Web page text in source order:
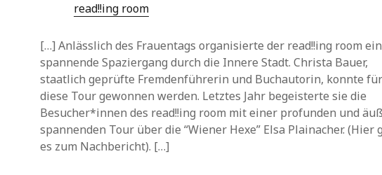
read!!ing room
[…] Anlässlich des Frauentags organisierte der read!!ing room
spannende Spaziergang durch die Innere Stadt. Christa Bauer,
staatlich geprüfte Fremdenführerin und Buchautorin, konnte für
diese Tour gewonnen werden. Letztes Jahr begeisterte sie die
Besucher*innen des read!!ing room mit einer profunden und
spannenden Tour über die “Wiener Hexe” Elsa Plainacher. (Hier
es zum Nachbericht). […]